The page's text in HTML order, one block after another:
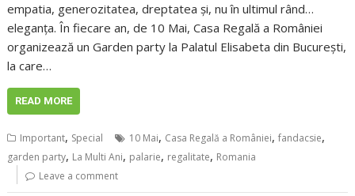
empatia, generozitatea, dreptatea și, nu în ultimul rând…
eleganța. În fiecare an, de 10 Mai, Casa Regală a României
organizează un Garden party la Palatul Elisabeta din București,
la care…
READ MORE
Important, Special 10 Mai, Casa Regală a României,fandacsie,
garden party, La Multi Ani, palarie, regalitate, Romania
Leave a comment